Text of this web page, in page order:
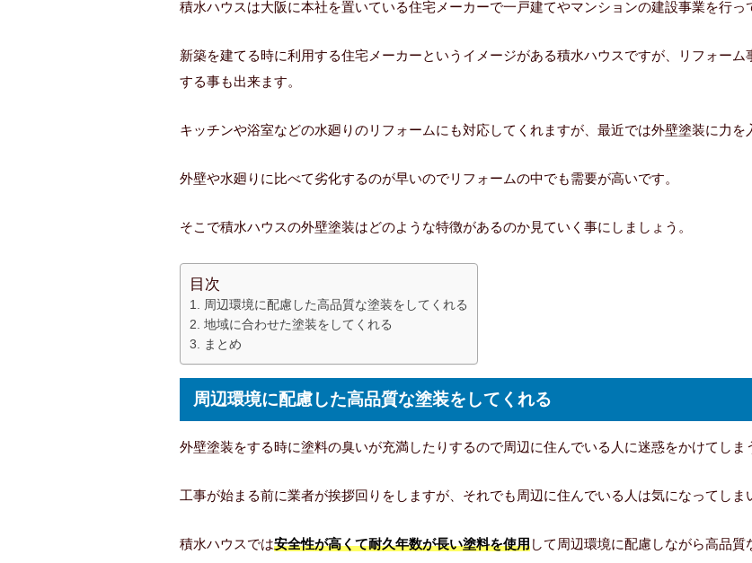
積水ハウスは大阪に本社を置いている住宅メーカーで一戸建てやマンションの建設事業を行っ
新築を建てる時に利用する住宅メーカーというイメージがある積水ハウスですが、リフォー
する事も出来ます。
キッチンや浴室などの水廻りのリフォームにも対応してくれますが、最近では外壁塗装に力を
外壁や水廻りに比べて劣化するのが早いのでリフォームの中でも需要が高いです。
そこで積水ハウスの外壁塗装はどのような特徴があるのか見ていく事にしましょう。
目次
周辺環境に配慮した高品質な塗装をしてくれる
地域に合わせた塗装をしてくれる
まとめ
周辺環境に配慮した高品質な塗装をしてくれる
外壁塗装をする時に塗料の臭いが充満したりするので周辺に住んでいる人に迷惑をかけてしま
工事が始まる前に業者が挨拶回りをしますが、それでも周辺に住んでいる人は気になってしま
積水ハウスでは安全性が高くて耐久年数が長い塗料を使用して周辺環境に配慮しながら高品質